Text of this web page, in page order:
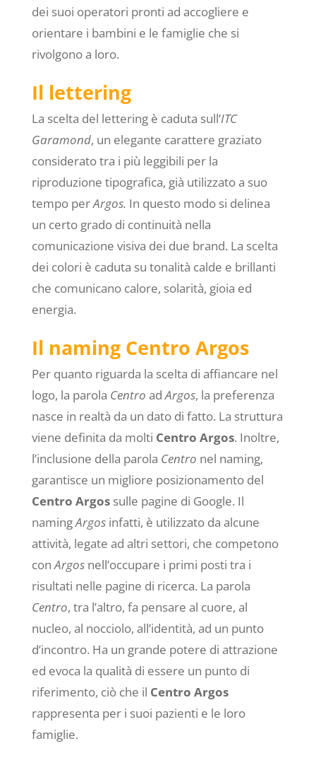
dei suoi operatori pronti ad accogliere e
orientare i bambini e le famiglie che si
rivolgono a loro.
Il lettering
La scelta del lettering è caduta sull’ITC
Garamond, un elegante carattere graziato
considerato tra i più leggibili per la
riproduzione tipografica, già utilizzato a suo
tempo perArgos. In questo modo si delinea
un certo grado di continuità nella
comunicazione visiva dei due brand. La scelta
dei colori è caduta su tonalità calde e brillanti
che comunicano calore, solarità, gioia ed
energia.
Il naming Centro Argos
Per quanto riguarda la scelta di affiancare nel
logo, la parola Centro adArgos, la preferenza
nasce in realtà da un dato di fatto. La struttura
viene definita da molti Centro Argos. Inoltre,
l’inclusione della parola Centro nel naming,
garantisce un migliore posizionamento del
Centro Argossulle pagine di Google. Il
namingArgosinfatti, è utilizzato da alcune
attività, legate ad altri settori, che competono
conArgosnell’occupare i primi posti tra i
risultati nelle pagine di ricerca. La parola
Centro, tra l’altro, fa pensare al cuore, al
nucleo, al nocciolo, all’identità, ad un punto
d’incontro. Ha un grande potere di attrazione
ed evoca la qualità di essere un punto di
riferimento, ciò che il Centro Argos
rappresenta per i suoi pazienti e le loro
famiglie.